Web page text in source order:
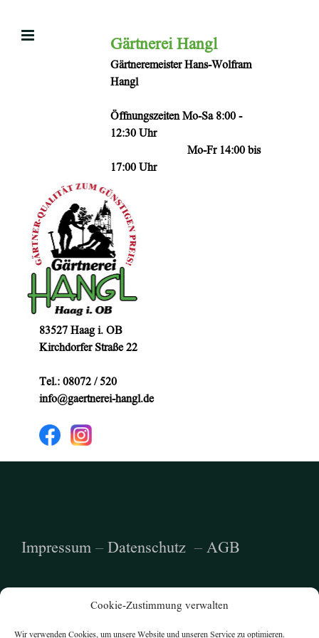
Cookie-Zustimmung verwalten
Wir verwenden Cookies, um unsere Website und unseren Service zu optimieren.
Inhalt
Gärtnerei Hangl
Gärtneremeister Hans-Wolfram
Hangl
Öffnungszeiten Mo-Sa 8:00 -
12:30 Uhr
Mo-Fr 14:00 bis
17:00 Uhr
83527 Haag i. OB
Kirchdorfer Straße 22
Tel.: 08072 / 520
info@gaertnerei-hangl.de
Impressum – Datenschutz – AGB